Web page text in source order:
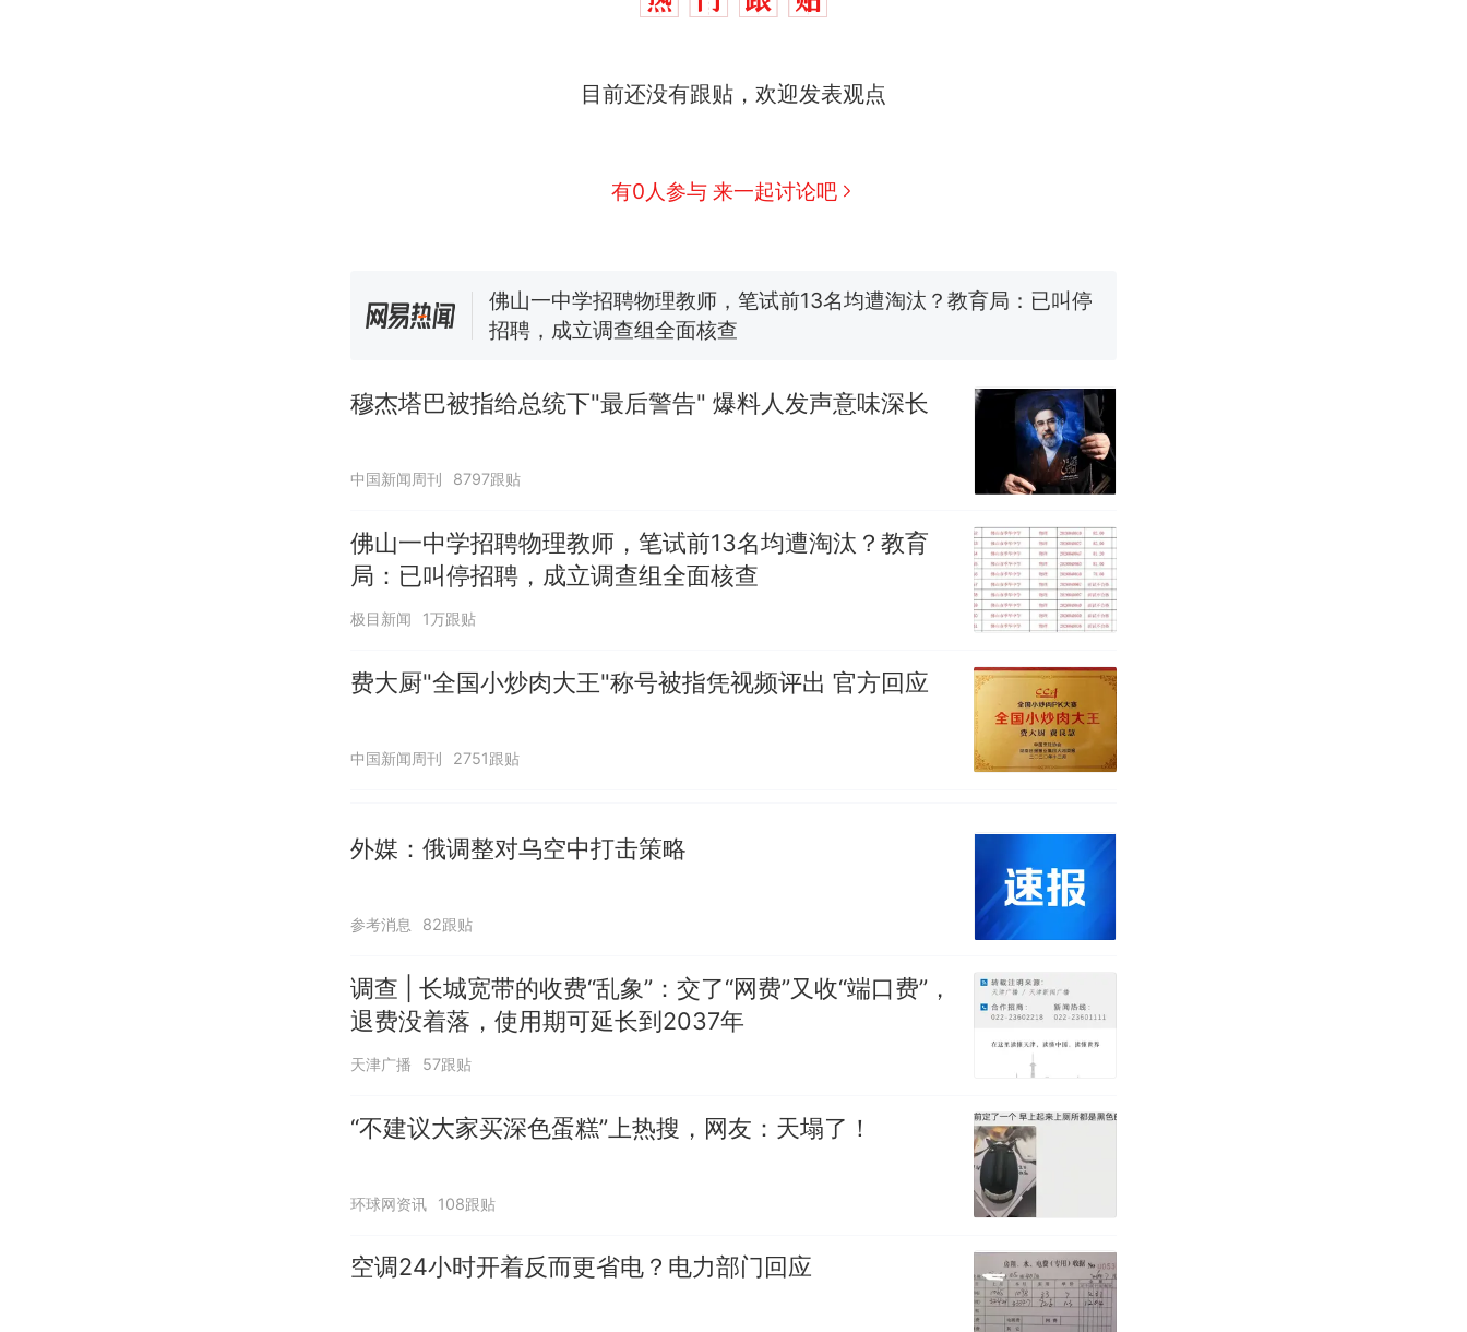
目前还没有跟贴，欢迎发表观点
有0人参与 来一起讨论吧
那个在床头放菜刀的女孩，因老师一句“跟我回家”改写了人生
费大厨“全国小炒肉大王”称号，仅凭视频评出？中国烹饪协会回应
佛山一中学招聘物理教师，笔试前13名均遭淘汰？教育局：已叫停
招聘，成立调查组全面核查
那个在床头放菜刀的女孩，因老师一句“跟我回家”改写了人生
穆杰塔巴被指给总统下"最后警告" 爆料人发声意味深长
中国新闻周刊 8797跟贴
佛山一中学招聘物理教师，笔试前13名均遭淘汰？教育
局：已叫停招聘，成立调查组全面核查
极目新闻 1万跟贴
费大厨"全国小炒肉大王"称号被指凭视频评出 官方回应
中国新闻周刊 2751跟贴
外媒：俄调整对乌空中打击策略
参考消息 82跟贴
调查 | 长城宽带的收费“乱象”：交了“网费”又收“端口费”，
退费没着落，使用期可延长到2037年
天津广播 57跟贴
“不建议大家买深色蛋糕”上热搜，网友：天塌了！
环球网资讯 108跟贴
空调24小时开着反而更省电？电力部门回应